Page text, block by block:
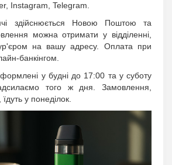
Instagram, Telegram.
здійснюється Новою Поштою та
можна отримати у відділенні,
на вашу адресу. Оплата при
банкінгом.
у будні до 17:00 та у суботу
того ж дня. Замовлення,
у понеділок.